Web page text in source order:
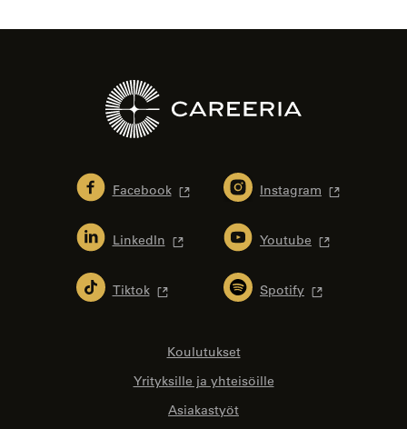
Facebook Instagram
LinkedIn Youtube
Tiktok Spotify
Koulutukset
Yrityksille ja yhteisöille
Asiakastyöt